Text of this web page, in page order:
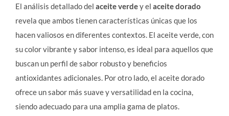
El análisis detallado del aceite verdey el aceite dorado
revela que ambos tienen características únicas que los
hacen valiosos en diferentes contextos. El aceite verde, con
su color vibrante y sabor intenso, es ideal para aquellos que
buscan un perfil de sabor robusto y beneficios
antioxidantes adicionales. Por otro lado, el aceite dorado
ofrece un sabor más suave y versatilidad en la cocina,
siendo adecuado para una amplia gama de platos.